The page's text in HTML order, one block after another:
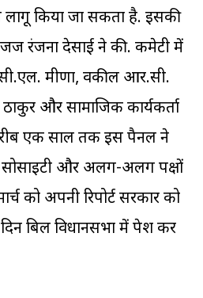
किया जा सकता है. इसकी
जज रंजना देसाई ने की. कमेटी में
मीणा, वकील आर.सी.
और सामाजिक कार्यकर्ता
एक साल तक इस पैनल ने
सोसाइटी और अलग-अलग पक्षों
को अपनी रिपोर्ट सरकार को
बिल विधानसभा में पेश कर